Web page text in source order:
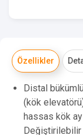
Özellikler
Distal
(kök
hassas kök
Değiştirilebilir